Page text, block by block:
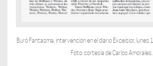
Buró Fantasma, intervención en el diario Excelsior,
Foto: cortesía de Carlos Amorales.